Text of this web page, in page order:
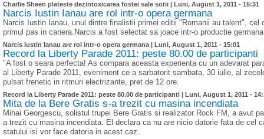
Charlie Sheen plateste dezintoxicarea fostei sale sotii | Luni, August 1, 2011 - 15:31
Narcis Iustin Ianau are rol intr-o opera germana
Narcis Iustin Ianau, unul dintre finalistii primei editii "Romanii au talent",
primul pas in cariera.Narcis a fost selectat sa joace intr-o productie
Narcis Iustin Ianau are rol intr-o opera germana | Luni, August 1, 2011 - 15:01
Record la Liberty Parade 2011: peste 80.00 de participanti
"A fost o seara perfecta! As compara aceasta experienta cu un adevarat
al Liberty Parade 2011, eveniment ce a sarbatorit sambata, 30 iulie, al
pulsat frenetic in ritmuri electrizante, pret de 12 ore.
Record la Liberty Parade 2011: peste 80.00 de participanti | Luni, August 1, 2011 -
Mita de la Bere Gratis s-a trezit cu masina incendiata
Mihai Georgescu, solistul trupei Bere Gratis si realizator Rock FM, a avut
a trezit cu masina incendiata. El declara ca nu are nicio datorie fata de cel
statului isi vor face datoria in acest caz.